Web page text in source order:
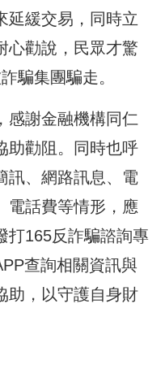
延緩交易，同時立
心勸說，民眾才驚
騙集團騙走。
感謝金融機構同仁
助勸阻。同時也呼
訊、網路訊息、電
電話費等情形，應
打165反詐騙諮詢專
查詢相關資訊與
助，以守護自身財